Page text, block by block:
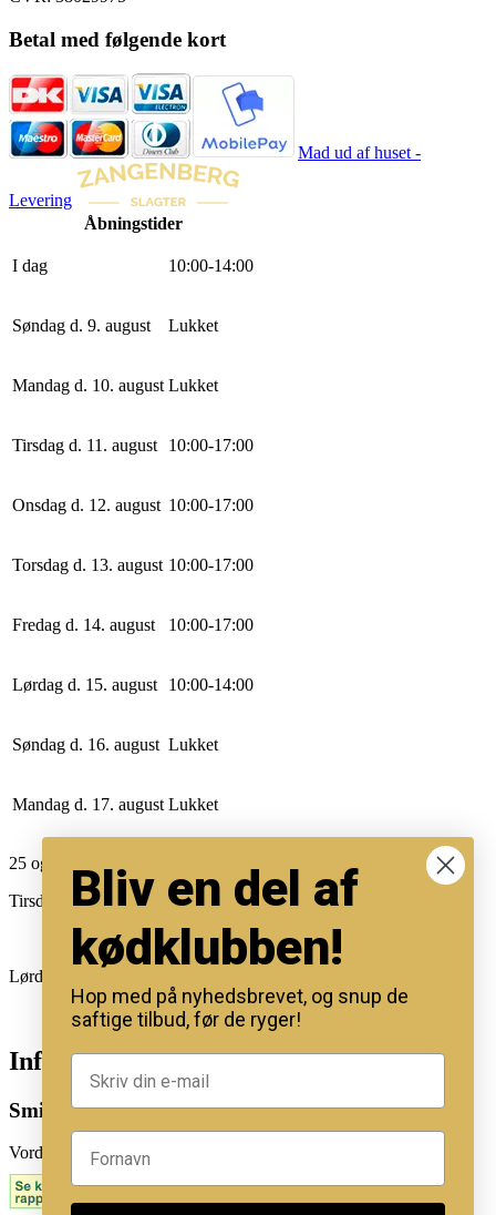
Betal med følgende kort
Mad ud af huset -
Levering
Åbningstider
I dag 10:00-14:00
Søndag d. 9. august Lukket
Mandag d. 10. august Lukket
Tirsdag d. 11. august 10:00-17:00
Onsdag d. 12. august 10:00-17:00
Torsdag d. 13. august 10:00-17:00
Fredag d. 14. august 10:00-17:00
Lørdag d. 15. august 10:00-14:00
Søndag d. 16. august Lukket
Mandag d. 17. august Lukket
25 og 26 dec. køkkennet lukker kl.12
Tirsdag d.31/12 11-13 for afhentning.
Lørdag kun åbent for afhentning af mad ud af huset.
Information
Smileyordning
Vordingborg:
Bliv en del af
kødklubben!
Hop med på nyhedsbrevet, og snup de
saftige tilbud, før de ryger!